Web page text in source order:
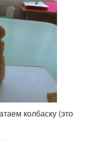
колбаску (это